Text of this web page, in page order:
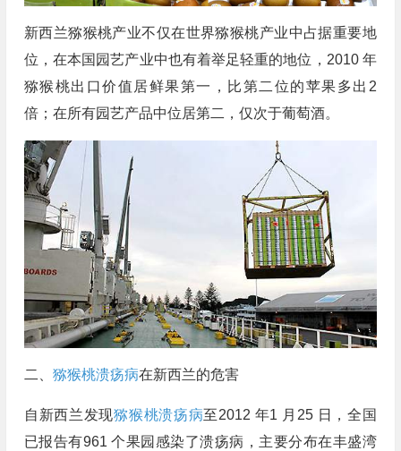
新西兰猕猴桃产业不仅在世界猕猴桃产业中占据重要地
位，在本国园艺产业中也有着举足轻重的地位，2010 年
猕猴桃出口价值居鲜果第一，比第二位的苹果多出2
倍；在所有园艺产品中位居第二，仅次于葡萄酒。
二、 猕猴桃溃疡病在新西兰的危害
自新西兰发现猕猴桃溃疡病至2012 年1 月25 日，全国
已报告有961 个果园感染了溃疡病，主要分布在丰盛湾